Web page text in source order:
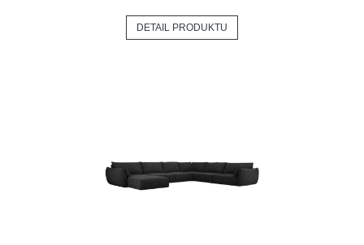
DETAIL PRODUKTU